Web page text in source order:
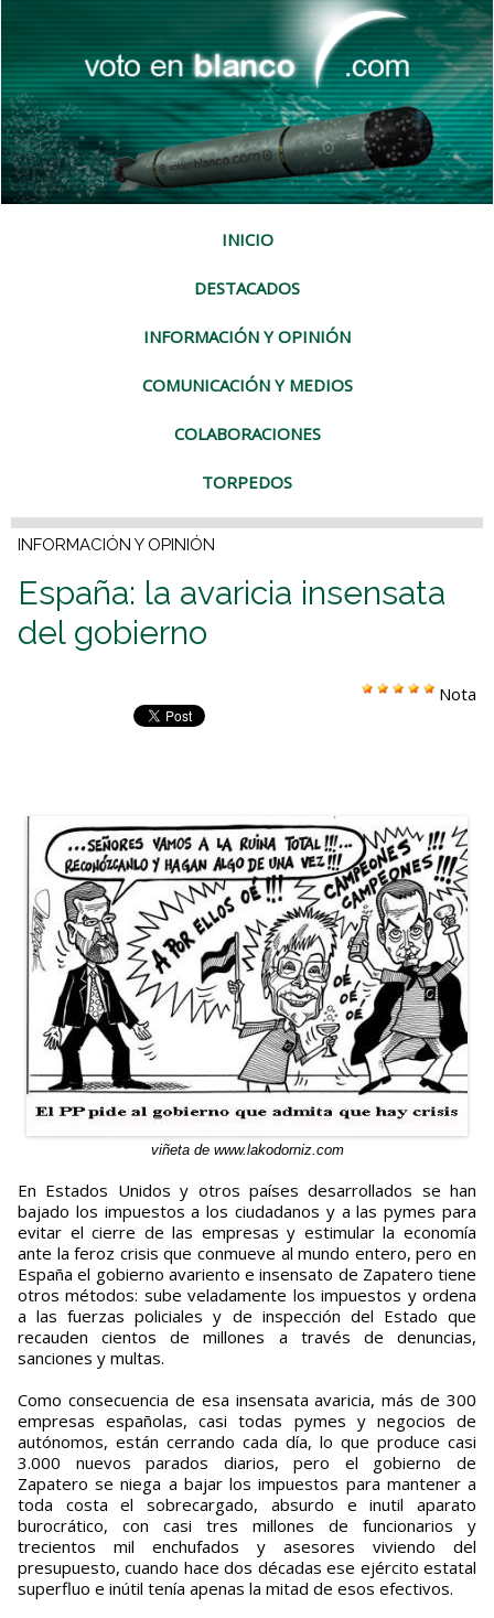
INICIO
DESTACADOS
INFORMACIÓN Y OPINIÓN
COMUNICACIÓN Y MEDIOS
COLABORACIONES
TORPEDOS
INFORMACIÓN Y OPINIÓN
España: la avaricia insensata
del gobierno
Nota
viñeta de www.lakodorniz.com
En Estados Unidos y otros países desarrollados se han
bajado los impuestos a los ciudadanos y a las pymes para
evitar el cierre de las empresas y estimular la economía
ante la feroz crisis que conmueve al mundo entero, pero en
España el gobierno avariento e insensato de Zapatero tiene
otros métodos: sube veladamente los impuestos y ordena
a las fuerzas policiales y de inspección del Estado que
recauden cientos de millones a través de denuncias,
sanciones y multas.
Como consecuencia de esa insensata avaricia, más de 300
empresas españolas, casi todas pymes y negocios de
autónomos, están cerrando cada día, lo que produce casi
3.000 nuevos parados diarios, pero el gobierno de
Zapatero se niega a bajar los impuestos para mantener a
toda costa el sobrecargado, absurdo e inutil aparato
burocrático, con casi tres millones de funcionarios y
trecientos mil enchufados y asesores viviendo del
presupuesto, cuando hace dos décadas ese ejército estatal
superfluo e inútil tenía apenas la mitad de esos efectivos.